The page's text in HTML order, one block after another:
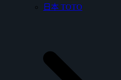
日本 TOTO